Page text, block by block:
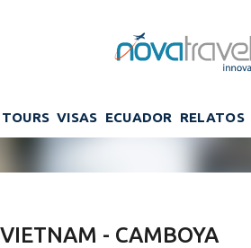
TOURS VISAS ECUADOR RELATOS
- CAMBOYA